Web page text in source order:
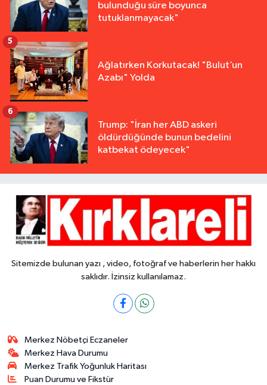
bulunduğu süre boyunca
tutuklanmayacak"
Ağlatırken Korkutacak! "Bulut’un
Azabı" Yolda
5
Trump: "İran her ABD askeri
öldürdüğünde bunun bedelini
katbekat ödeyecek"
6
Sitemizde bulunan yazı , video, fotoğraf ve haberlerin her hakkı
saklıdır. İzinsiz kullanılamaz.
Merkez Nöbetçi Eczaneler
Merkez Hava Durumu
Merkez Trafik Yoğunluk Haritası
Puan Durumu ve Fikstür